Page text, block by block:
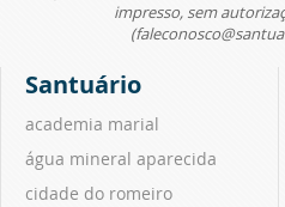
impresso, sem
Santuário
academia marial
água mineral aparecida
cidade do romeiro